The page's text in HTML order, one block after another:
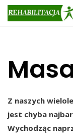
Skip
Z naszych
jest chyba
Wychodząc